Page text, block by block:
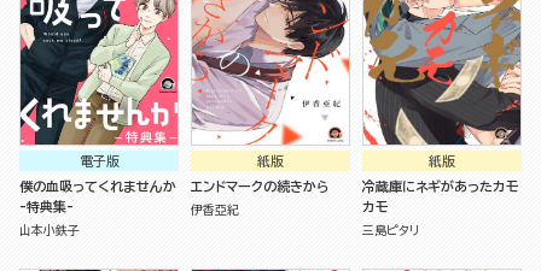
電子版
僕の血吸ってくれませんか
-特典集-
山本小鉄子
紙版
エンドマークの続きから
伊香亞紀
紙版
冷蔵庫にネギがあったカモ
カモ
三島ピタリ